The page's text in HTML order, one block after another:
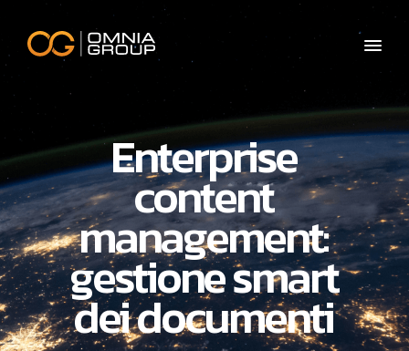
Enterprise
content
management:
gestione smart
dei documenti